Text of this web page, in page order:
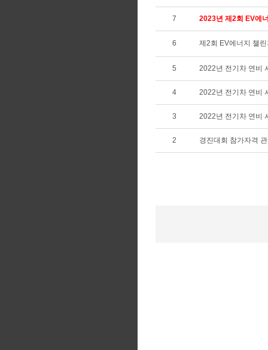
7 2023년 제2회 EV에
6 제2회 EV에너지 챌
5 2022년 전기차 연비
4 2022년 전기차 연비
3 2022년 전기차 연비
2 경진대회 참가자격